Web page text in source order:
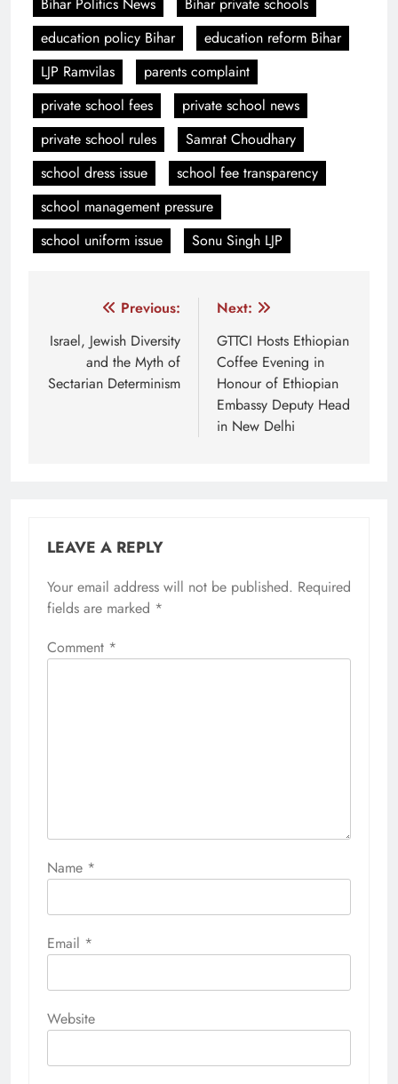
Bihar Politics News
Bihar private schools
education policy Bihar
education reform Bihar
LJP Ramvilas
parents complaint
private school fees
private school news
private school rules
Samrat Choudhary
school dress issue
school fee transparency
school management pressure
school uniform issue
Sonu Singh LJP
navigation
Previous:
Israel, Jewish Diversity
and the Myth of
Sectarian Determinism
Next:
GTTCI Hosts Ethiopian
Coffee Evening in
Honour of Ethiopian
Embassy Deputy Head
in New Delhi
LEAVE A REPLY
Your email address will not be published. Required
fields are marked *
Comment *
Name *
Email *
Website